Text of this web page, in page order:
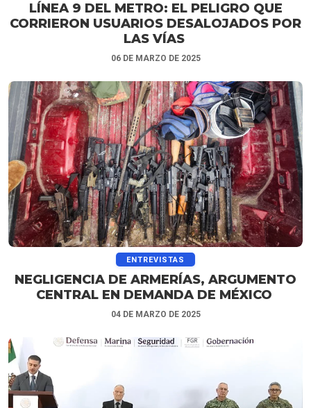
LÍNEA 9 DEL METRO: EL PELIGRO QUE
CORRIERON USUARIOS DESALOJADOS POR
LAS VÍAS
06 DE MARZO DE 2025
ENTREVISTAS
NEGLIGENCIA DE ARMERÍAS, ARGUMENTO
CENTRAL EN DEMANDA DE MÉXICO
04 DE MARZO DE 2025